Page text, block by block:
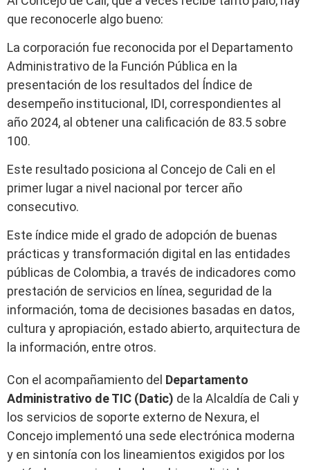
que reconocerle algo bueno:
La corporación fue reconocida por el Departamento
Administrativo de la Función Pública en la
presentación de los resultados del Índice de
desempeño institucional, IDI, correspondientes al
año 2024, al obtener una calificación de 83.5 sobre
100.
Este resultado posiciona al Concejo de Cali en el
primer lugar a nivel nacional por tercer año
consecutivo.
Este índice mide el grado de adopción de buenas
prácticas y transformación digital en las entidades
públicas de Colombia, a través de indicadores como
prestación de servicios en línea, seguridad de la
información, toma de decisiones basadas en datos,
cultura y apropiación, estado abierto, arquitectura de
la información, entre otros.
Con el acompañamiento del Departamento
Administrativo de TIC (Datic) de la Alcaldía de Cali y
los servicios de soporte externo de Nexura, el
Concejo implementó una sede electrónica moderna
y en sintonía con los lineamientos exigidos por los